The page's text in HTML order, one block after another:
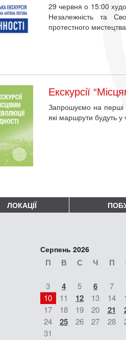
29 червня о 15:00
Незалежність та
протестного
Екскурсії
Запрошуємо на перші
які маршрути будуть у
ЛОКАЦІЇ
Серпень 2026
П В С Ч П
3 4 5 6 7
10
11 12 13 14
17
18 19 20 21
24
25 26 27 28
31